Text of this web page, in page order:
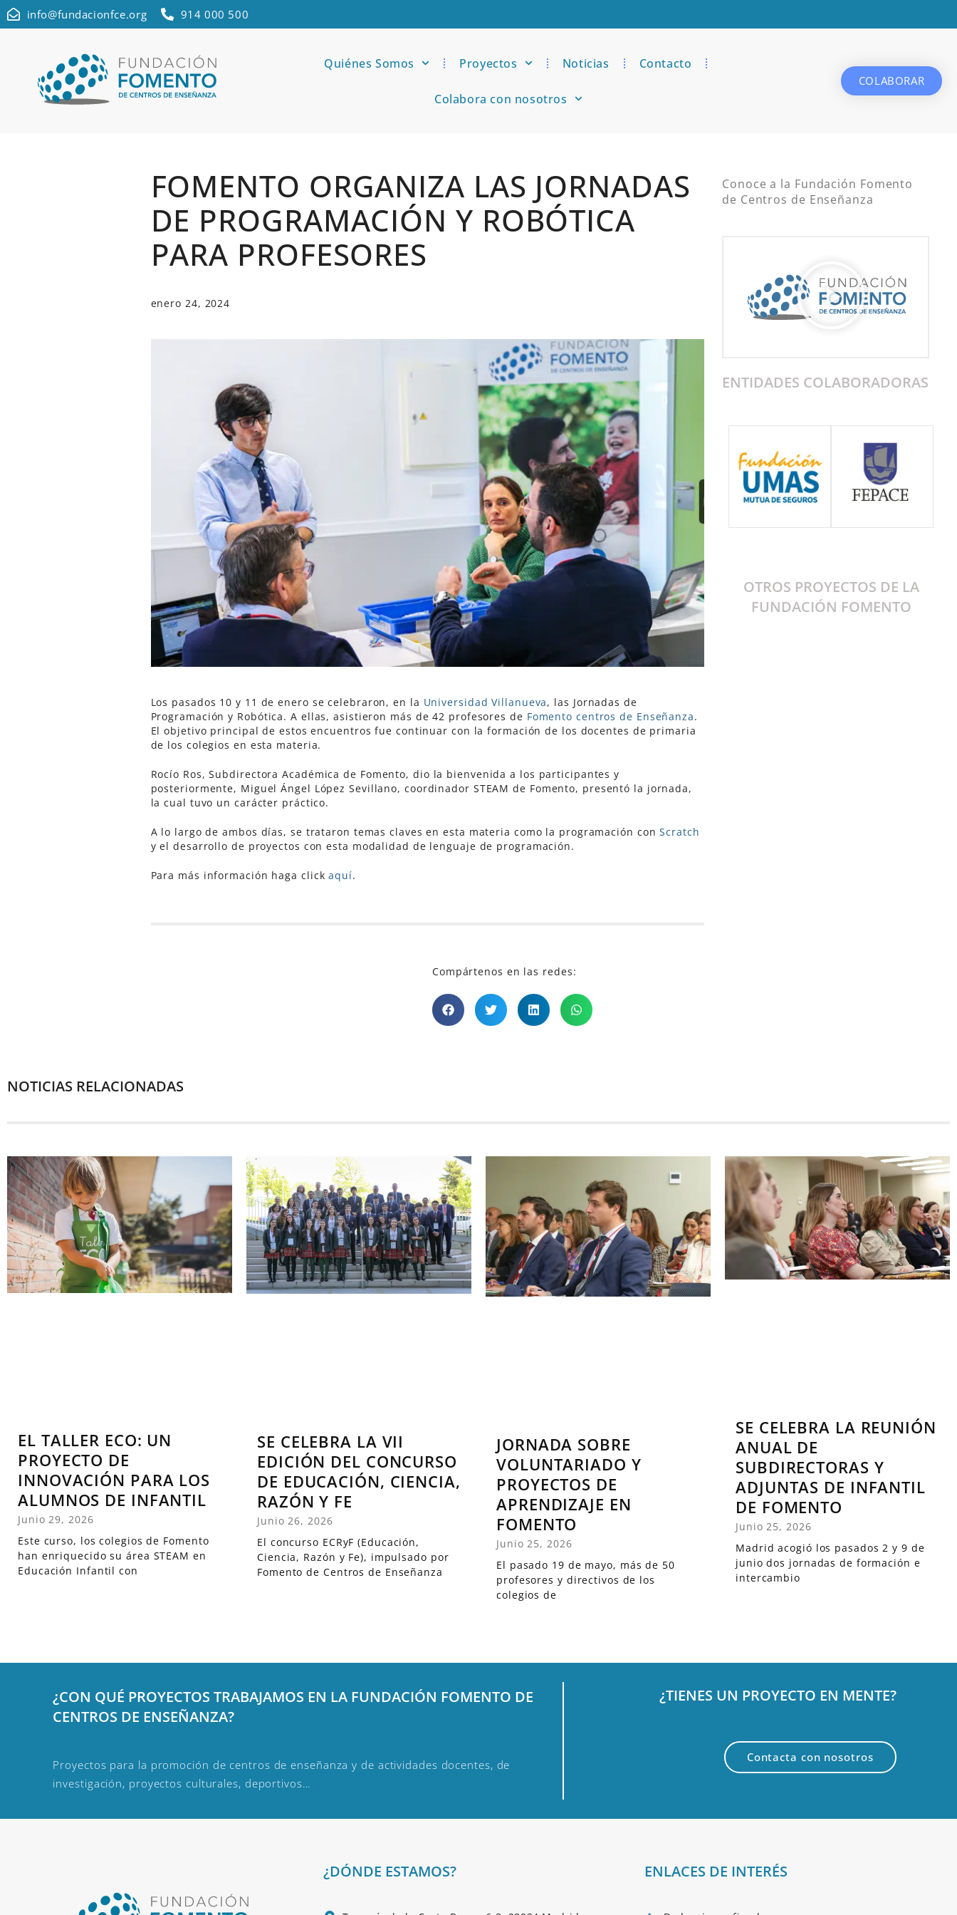
info@fundacionfce.org 914 000 500
Quiénes Somos Proyectos Noticias Contacto
Colabora con nosotros
COLABORAR
FOMENTO ORGANIZA LAS JORNADAS
DE PROGRAMACIÓN Y ROBÓTICA
PARA PROFESORES
enero 24, 2024
Los pasados 10 y 11 de enero se celebraron, en la Universidad Villanueva, las Jornadas de
Programación y Robótica. A ellas, asistieron más de 42 profesores de Fomento centros de Enseñanza.
El objetivo principal de estos encuentros fue continuar con la formación de los docentes de primaria
de los colegios en esta materia.
Rocío Ros, Subdirectora Académica de Fomento, dio la bienvenida a los participantes y
posteriormente, Miguel Ángel López Sevillano, coordinador STEAM de Fomento, presentó la jornada,
la cual tuvo un carácter práctico.
A lo largo de ambos días, se trataron temas claves en esta materia como la programación conScratch
y el desarrollo de proyectos con esta modalidad de lenguaje de programación.
Para más información haga clickaquí.
Compártenos en las redes:
Conoce a la Fundación Fomento
de Centros de Enseñanza
ENTIDADES COLABORADORAS
OTROS PROYECTOS DE LA
FUNDACIÓN FOMENTO
NOTICIAS RELACIONADAS
EL TALLER ECO: UN
PROYECTO DE
INNOVACIÓN PARA LOS
ALUMNOS DE INFANTIL
Junio 29, 2026
Este curso, los colegios de Fomento
han enriquecido su área STEAM en
Educación Infantil con
SE CELEBRA LA VII
EDICIÓN DEL CONCURSO
DE EDUCACIÓN, CIENCIA,
RAZÓN Y FE
Junio 26, 2026
El concurso ECRyF (Educación,
Ciencia, Razón y Fe), impulsado por
Fomento de Centros de Enseñanza
JORNADA SOBRE
VOLUNTARIADO Y
PROYECTOS DE
APRENDIZAJE EN
FOMENTO
Junio 25, 2026
El pasado 19 de mayo, más de 50
profesores y directivos de los
colegios de
SE CELEBRA LA REUNIÓN
ANUAL DE
SUBDIRECTORAS Y
ADJUNTAS DE INFANTIL
DE FOMENTO
Junio 25, 2026
Madrid acogió los pasados 2 y 9 de
junio dos jornadas de formación e
intercambio
¿CON QUÉ PROYECTOS TRABAJAMOS EN LA FUNDACIÓN FOMENTO DE
CENTROS DE ENSEÑANZA?
Proyectos para la promoción de centros de enseñanza y de actividades docentes, de
investigación, proyectos culturales, deportivos…
¿TIENES UN PROYECTO EN MENTE?
Contacta con nosotros
¿DÓNDE ESTAMOS? ENLACES DE INTERÉS